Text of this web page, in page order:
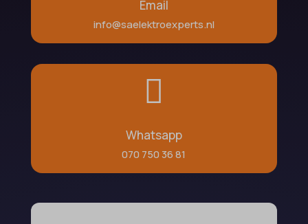
Email
info@saelektroexperts.nl

Whatsapp
070 750 36 81